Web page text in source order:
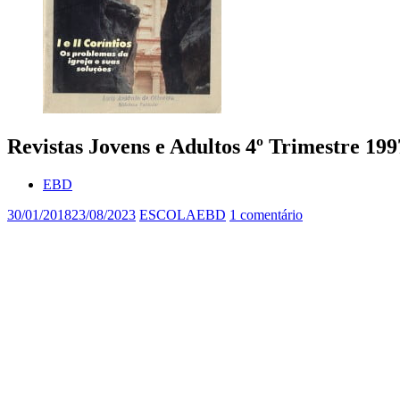
Revistas Jovens e Adultos 4º Trimestre
EBD
30/01/201823/08/2023 ESCOLAEBD 1 comentário